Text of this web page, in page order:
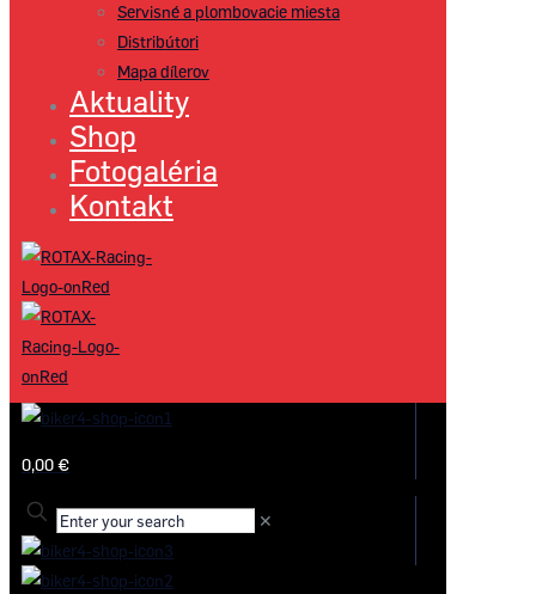
Servisné a plombovacie miesta
Distribútori
Mapa dílerov
Aktuality
Shop
Fotogaléria
Kontakt
0,00 €
✕